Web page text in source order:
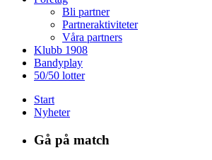
Bli partner
Partneraktiviteter
Våra partners
Klubb 1908
Bandyplay
50/50 lotter
Start
Nyheter
Gå på match